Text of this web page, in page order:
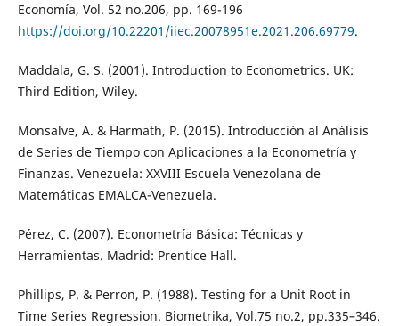
Economía, Vol. 52 no.206, pp. 169-196
https://doi.org/10.22201/iiec.20078951e.2021.206.69779.
Maddala, G. S. (2001). Introduction to Econometrics. UK:
Third Edition, Wiley.
Monsalve, A. & Harmath, P. (2015). Introducción al Análisis
de Series de Tiempo con Aplicaciones a la Econometría y
Finanzas. Venezuela: XXVIII Escuela Venezolana de
Matemáticas EMALCA-Venezuela.
Pérez, C. (2007). Econometría Básica: Técnicas y
Herramientas. Madrid: Prentice Hall.
Phillips, P. & Perron, P. (1988). Testing for a Unit Root in
Time Series Regression. Biometrika, Vol.75 no.2, pp.335–346.